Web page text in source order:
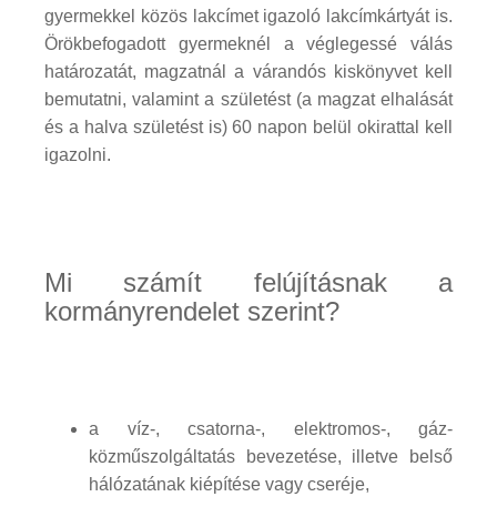
gyermekkel közös lakcímet igazoló lakcímkártyát is.
Örökbefogadott gyermeknél a véglegessé válás
határozatát, magzatnál a várandós kiskönyvet kell
bemutatni, valamint a születést (a magzat elhalását
és a halva születést is) 60 napon belül okirattal kell
igazolni.
Mi számít felújításnak a
kormányrendelet szerint?
a víz-, csatorna-, elektromos-, gáz-
közműszolgáltatás bevezetése, illetve belső
hálózatának kiépítése vagy cseréje,